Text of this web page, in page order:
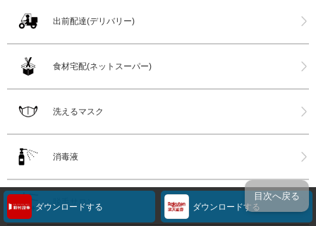
ダウンロードする ダウンロードする
出前配達(デリバリー)
食材宅配(ネットスーパー)
洗えるマスク
消毒液
脱毛サロン
目次へ戻る